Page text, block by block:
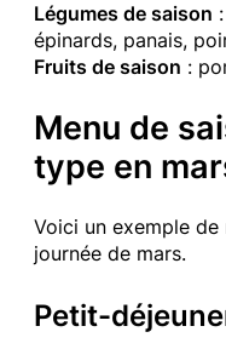
Légumes de saison
épinards, panais,
Fruits de saison :
Menu de
type en
Voici un exemple
journée de mars.
Petit-